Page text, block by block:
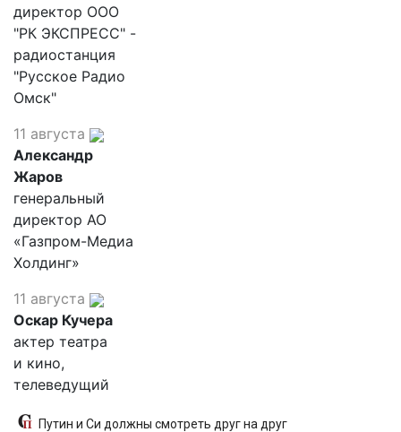
директор ООО
"РК ЭКСПРЕСС" -
радиостанция
"Русское Радио
Омск"
11 августа
Александр
Жаров
генеральный
директор АО
«Газпром-Медиа
Холдинг»
11 августа
Оскар Кучера
актер театра
и кино,
телеведущий
Путин и Си должны смотреть друг на друг